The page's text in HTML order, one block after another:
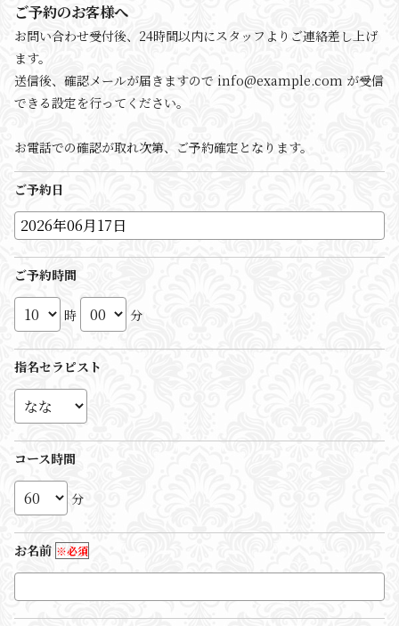
ご予約のお客様へ
お問い合わせ受付後、24時間以内にスタッフよりご連絡差し上げ
ます。
送信後、確認メールが届きますので info@example.com が受信
できる設定を行ってください。
お電話での確認が取れ次第、ご予約確定となります。
ご予約日
ご予約時間
時 分
指名セラピスト
コース時間
分
お名前 ※必須